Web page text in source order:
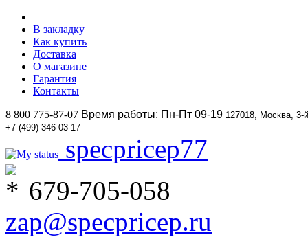
В закладку
Как купить
Доставка
О магазине
Гарантия
Контакты
8 800 775-87-07 Время работы: Пн-Пт 09-19 127018, Москва,
+7 (499) 346-03-17
specpricep77
679-705-058
zap@specpricep.ru